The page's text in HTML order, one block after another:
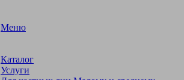
Меню
Каталог
Услуги